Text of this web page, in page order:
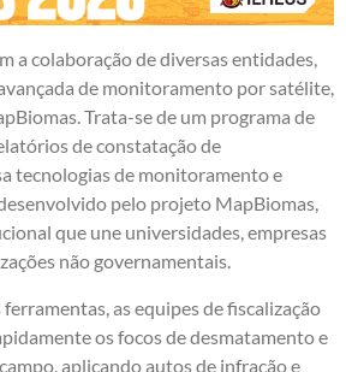
a colaboração de diversas entidades,
de monitoramento por satélite,
Trata-se de um programa de
de constatação de
tecnologias de monitoramento e
pelo projeto MapBiomas,
que une universidades, empresas
não governamentais.
as equipes de fiscalização
os focos de desmatamento e
aplicando autos de infração e